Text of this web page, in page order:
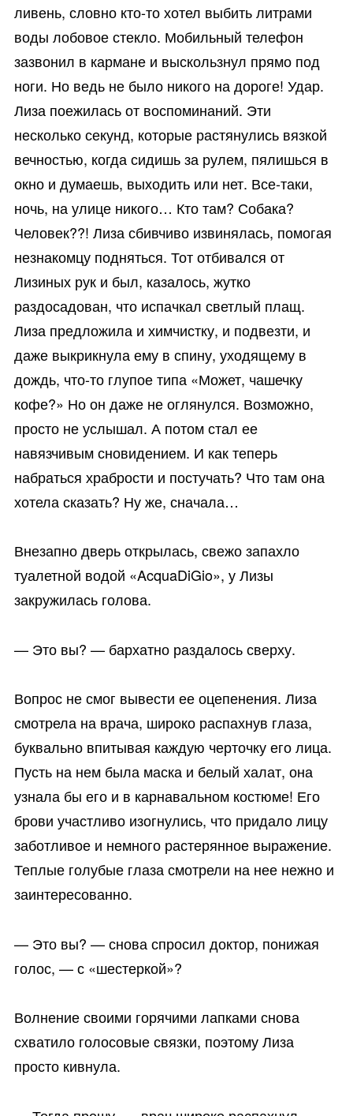
ливень, словно кто-то хотел выбить литрами
воды лобовое стекло. Мобильный телефон
зазвонил в кармане и выскользнул прямо под
ноги. Но ведь не было никого на дороге! Удар.
Лиза поежилась от воспоминаний. Эти
несколько секунд, которые растянулись вязкой
вечностью, когда сидишь за рулем, пялишься в
окно и думаешь, выходить или нет. Все-таки,
ночь, на улице никого… Кто там? Собака?
Человек??! Лиза сбивчиво извинялась, помогая
незнакомцу подняться. Тот отбивался от
Лизиных рук и был, казалось, жутко
раздосадован, что испачкал светлый плащ.
Лиза предложила и химчистку, и подвезти, и
даже выкрикнула ему в спину, уходящему в
дождь, что-то глупое типа «Может, чашечку
кофе?» Но он даже не оглянулся. Возможно,
просто не услышал. А потом стал ее
навязчивым сновидением. И как теперь
набраться храбрости и постучать? Что там она
хотела сказать? Ну же, сначала…
Внезапно дверь открылась, свежо запахло
туалетной водой «AcquaDiGio», у Лизы
закружилась голова.
— Это вы? — бархатно раздалось сверху.
Вопрос не смог вывести ее оцепенения. Лиза
смотрела на врача, широко распахнув глаза,
буквально впитывая каждую черточку его лица.
Пусть на нем была маска и белый халат, она
узнала бы его и в карнавальном костюме! Его
брови участливо изогнулись, что придало лицу
заботливое и немного растерянное выражение.
Теплые голубые глаза смотрели на нее нежно и
заинтересованно.
— Это вы? — снова спросил доктор, понижая
голос, — с «шестеркой»?
Волнение своими горячими лапками снова
схватило голосовые связки, поэтому Лиза
просто кивнула.